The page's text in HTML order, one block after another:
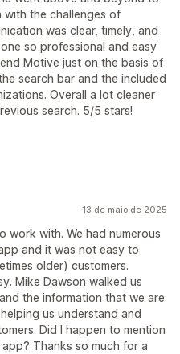
the challenges of
was clear, timely, and
so professional and easy
Motive just on the basis of
search bar and the included
Overall a lot cleaner
search. 5/5 stars!
13 de maio de 2025
work with. We had numerous
and it was not easy to
older) customers.
Mike Dawson walked us
the information that we are
us understand and
Did I happen to mention
Thanks so much for a